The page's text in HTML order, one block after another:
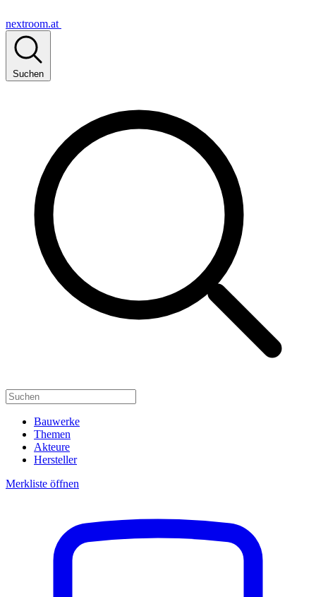
nextroom.at
Suchen
Bauwerke
Themen
Akteure
Hersteller
Merkliste öffnen